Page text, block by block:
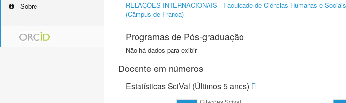
Sobre
RELAÇÕES INTERNACIONAIS - Faculdade de Ciências Humanas e Sociais
(Câmpus de Franca)
Programas de Pós-graduação
Não há dados para exibir
Docente em números
Estatísticas SciVal (Últimos 5 anos)